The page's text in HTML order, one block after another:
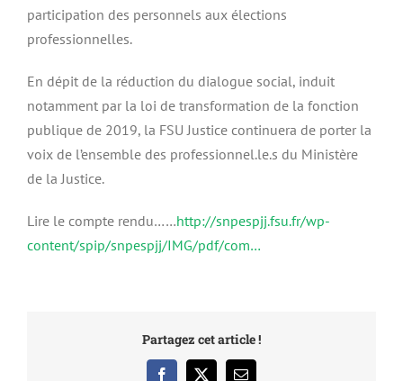
participation des personnels aux élections
professionnelles.
En dépit de la réduction du dialogue social, induit
notamment par la loi de transformation de la fonction
publique de 2019, la FSU Justice continuera de porter la
voix de l’ensemble des professionnel.le.s du Ministère
de la Justice.
Lire le compte rendu……http://snpespjj.fsu.fr/wp-
content/spip/snpespjj/IMG/pdf/com…
Partagez cet article !